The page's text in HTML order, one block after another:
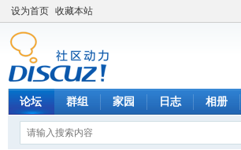
设为首页 收藏本站
论坛 群组 家园 日志 相册